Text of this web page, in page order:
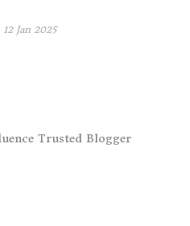
12 Jan 2025